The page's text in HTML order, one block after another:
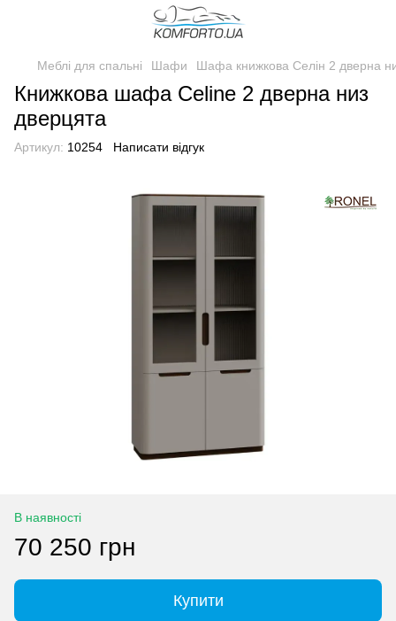
Меблі для спальні Шафи Шафа книжкова Селін 2 дверна
Книжкова шафа Celine 2 дверна низ
дверцята
Артикул: 10254 Написати відгук
В наявності
70 250 грн
Купити